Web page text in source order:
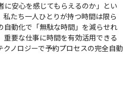
に安心を感じてもらえるのか」とい
私たち一人ひとりが持つ時間は限ら
自動化で「無駄な時間」を減らせれ
重要な仕事に時間を有効活用できる
クノロジーで予約プロセスの完全自動